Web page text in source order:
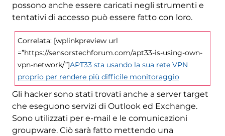
possono anche essere caricati negli strumenti e
tentativi di accesso può essere fatto con loro.
Correlata: [wplinkpreview url
=”https://sensorstechforum.com/apt33-is-using-own-
vpn-network/”]APT33 sta usando la sua rete VPN
proprio per rendere più difficile monitoraggio
Gli hacker sono stati trovati anche a server target
che eseguono servizi di Outlook ed Exchange.
Sono utilizzati per e-mail e le comunicazioni
groupware. Ciò sarà fatto mettendo una